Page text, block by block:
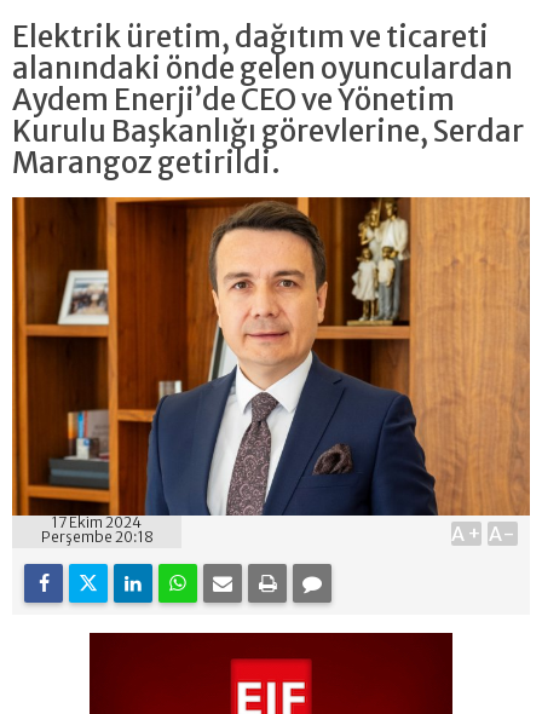
Elektrik üretim, dağıtım ve ticareti
alanındaki önde gelen oyunculardan
Aydem Enerji’de CEO ve Yönetim
Kurulu Başkanlığı görevlerine, Serdar
Marangoz getirildi.
17 Ekim 2024
Perşembe 20:18
A+ A-